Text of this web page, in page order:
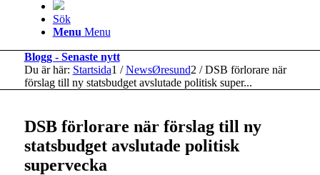
Sök
Menu Menu
Blogg - Senaste nytt
Du är här: Startsida1 / NewsØresund2 / DSB förlorare när
förslag till ny statsbudget avslutade politisk super...
DSB förlorare när förslag till ny
statsbudget avslutade politisk
supervecka